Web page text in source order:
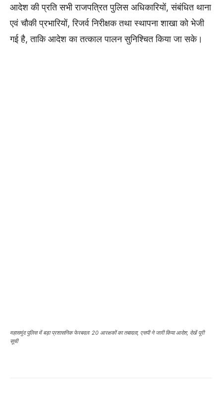
आदेश की प्रति सभी राजपत्रित पुलिस अधिकारियों, संबंधित थाना
एवं चौकी प्रभारियों, रिजर्व निरीक्षक तथा स्थापना शाखा को भेजी
गई है, ताकि आदेश का तत्काल पालन सुनिश्चित किया जा सके।
महासमुंद पुलिस में बड़ा प्रशासनिक फेरबदल: 20 आरक्षकों का तबादला, एसपी ने जारी किया आदेश, देखें पूरी
सूची